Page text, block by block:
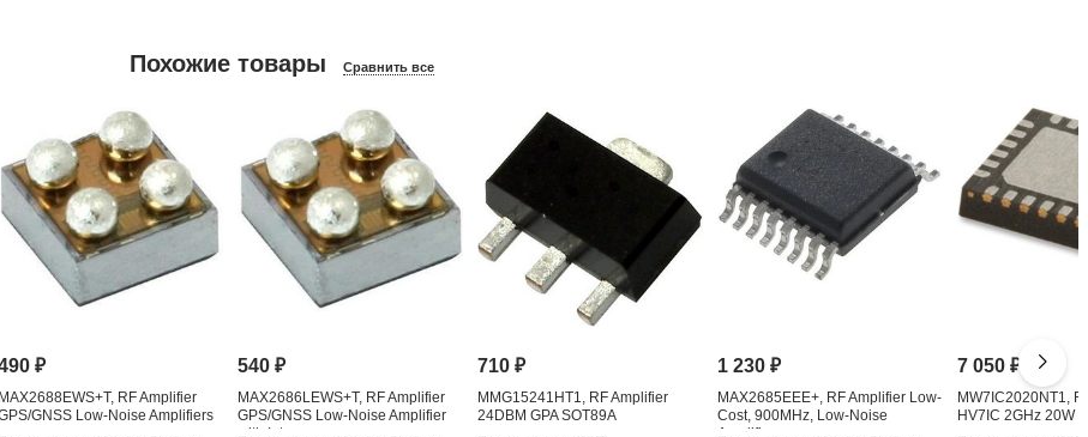
Похожие товары Сравнить все
₽
MAX2688EWS+T, RF Amplifier
GNSS Low-Noise Amplifiers
540₽
MAX2686LEWS+T, RF Amplifier
GPS/GNSS Low-Noise Amplifier
710₽
MMG15241HT1, RF Amplifier
24DBM GPA SOT89A
1 230₽
MAX2685EEE+, RF Amplifier Low-
Cost, 900MHz, Low-Noise
7 050₽
MW7IC2020NT1,
HV7IC 2GHz 20W